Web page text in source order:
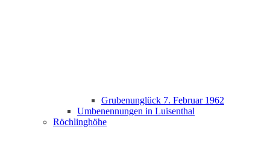
Grubenunglück 7. Februar 1962
Umbenennungen in Luisenthal
Röchlinghöhe